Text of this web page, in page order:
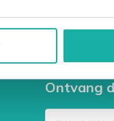
Ontvang